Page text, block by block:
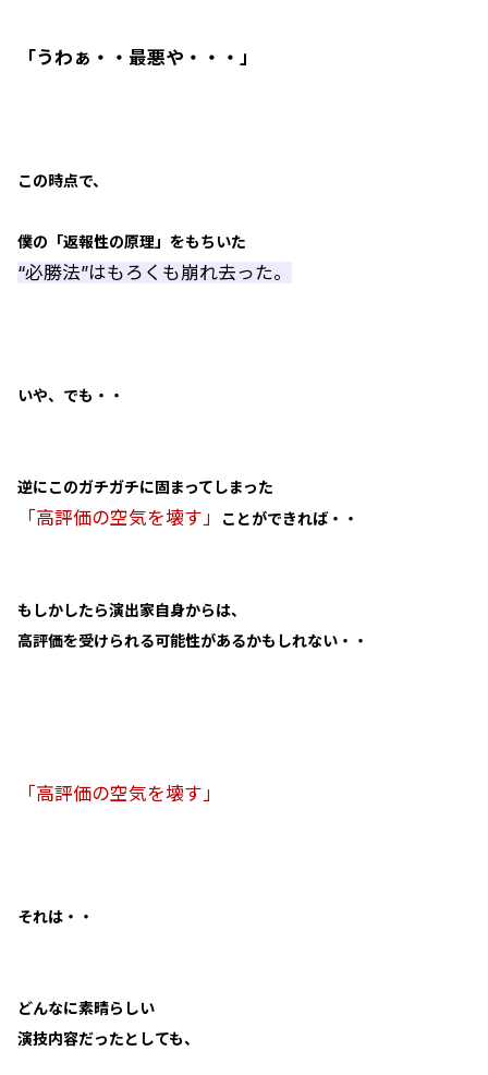
「うわぁ・・最悪や・・・」
この時点で、
僕の「返報性の原理」をもちいた
“必勝法”はもろくも崩れ去った。
いや、でも・・
逆にこのガチガチに固まってしまった
「高評価の空気を壊す」 ことができれば・・
もしかしたら演出家自身からは、
高評価を受けられる可能性があるかもしれない・・
「高評価の空気を壊す」
それは・・
どんなに素晴らしい
演技内容だったとしても、